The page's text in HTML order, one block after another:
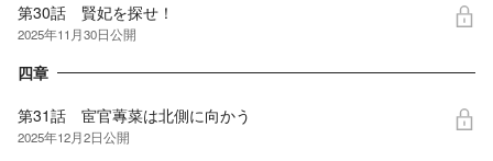
第30話 賢妃を探せ！
2025年11月30日公開
四章
第31話 宦官蓴菜は北側に向かう
2025年12月2日公開